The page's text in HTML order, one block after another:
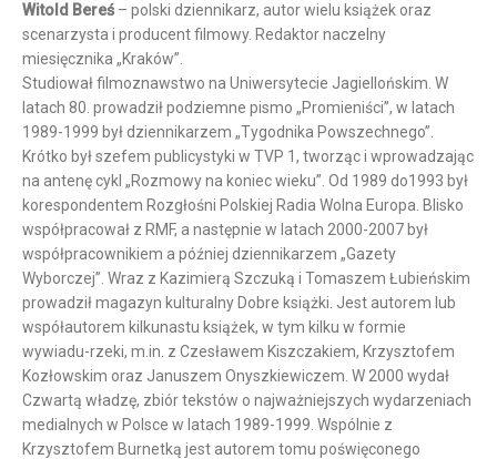
Witold Bereś – polski dziennikarz, autor wielu książek oraz
scenarzysta i producent filmowy. Redaktor naczelny
miesięcznika „Kraków”.
Studiował filmoznawstwo na Uniwersytecie Jagiellońskim. W
latach 80. prowadził podziemne pismo „Promieniści”, w latach
1989-1999 był dziennikarzem „Tygodnika Powszechnego”.
Krótko był szefem publicystyki w TVP 1, tworząc i wprowadzając
na antenę cykl „Rozmowy na koniec wieku”. Od 1989 do1993 był
korespondentem Rozgłośni Polskiej Radia Wolna Europa. Blisko
współpracował z RMF, a następnie w latach 2000-2007 był
współpracownikiem a później dziennikarzem „Gazety
Wyborczej”. Wraz z Kazimierą Szczuką i Tomaszem Łubieńskim
prowadził magazyn kulturalny Dobre książki. Jest autorem lub
współautorem kilkunastu książek, w tym kilku w formie
wywiadu-rzeki, m.in. z Czesławem Kiszczakiem, Krzysztofem
Kozłowskim oraz Januszem Onyszkiewiczem. W 2000 wydał
Czwartą władzę, zbiór tekstów o najważniejszych wydarzeniach
medialnych w Polsce w latach 1989-1999. Wspólnie z
Krzysztofem Burnetką jest autorem tomu poświęconego